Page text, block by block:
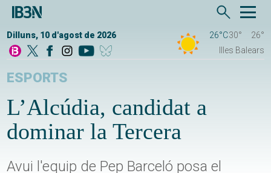
Dilluns, 10 d'agost de 2026 26°C30°
26°
Illes Balears
ESPORTS
L’Alcúdia, candidat a
dominar la Tercera
Avui l'equip de Pep Barceló posa el